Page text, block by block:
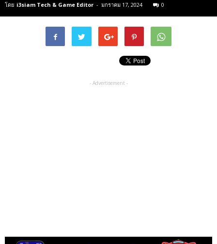
โดย i3siam Tech & Game Editor - มกราคม 17, 2024 0
- Advertisement -